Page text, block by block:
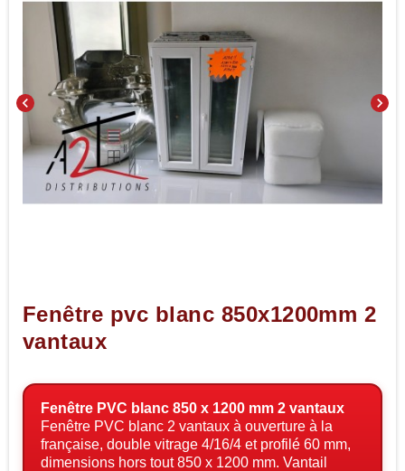
chevron_left chevron_right
Fenêtre pvc blanc 850x1200mm 2
vantaux
Fenêtre PVC blanc 850 x 1200 mm 2 vantaux
Fenêtre PVC blanc 2 vantaux à ouverture à la
française, double vitrage 4/16/4 et profilé 60 mm,
dimensions hors tout 850 x 1200 mm. Vantail